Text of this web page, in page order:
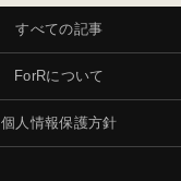
すべての記事
ForRについて
個人情報保護方針